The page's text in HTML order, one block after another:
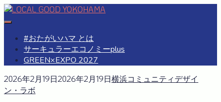
Skip
to
#おたがいハマ とは
サーキュラーエコノミーplus
GREEN×EXPO 2027
2026年2月19日2026年2月19日横浜コミュニティデザイ
ン・ラボ